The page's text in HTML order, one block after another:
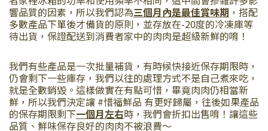
響品質的因素，所以我們認為三個月內是最佳賞味期 ，搭配
多數產品下單後才備貨的原則，並存放在-20度的冷凍庫等
待出貨，保證配送到消費者家中的肉肉是超級新鮮的唷！
我們有些產品是一次批量補貨，有時候快接近保存期限時，
仍會剩下一些庫存，我們以往的處理方式不是自己煮來吃，
就是全數銷毀。這樣做實在有點可惜，畢竟肉肉仍相當新
鮮，所以我們決定讓 #惜福鮮品 有更好歸屬，往後如果產品
的保存期限剩下一個月左右時，我們會折扣出售唷！讓這些
品質、鮮味保存良好的肉肉不被浪費～